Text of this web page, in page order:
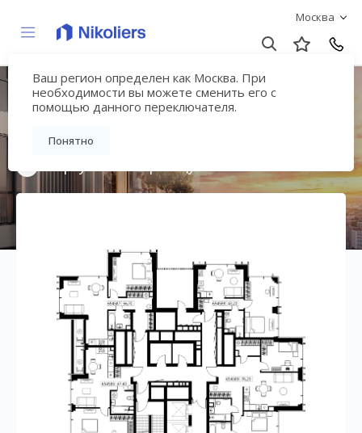
Москва
Ваш регион определен как Москва. При
необходимости вы можете сменить его с
помощью данного переключателя.
Понятно
Мультиквартал
«ВЕЕР»